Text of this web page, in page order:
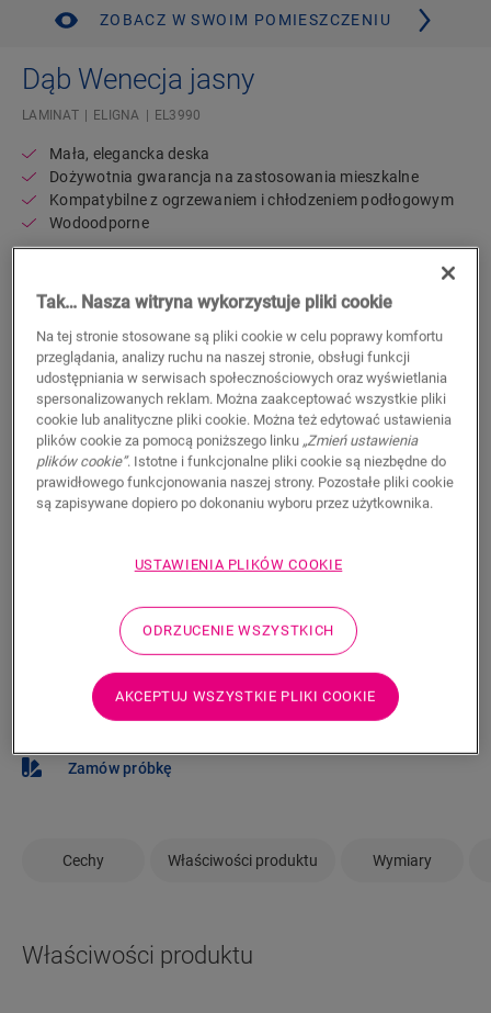
ZOBACZ W SWOIM POMIESZCZENIU
Dąb Wenecja jasny
LAMINAT ELIGNA EL3990
Mała, elegancka deska
Dożywotnia gwarancja na zastosowania mieszkalne
Kompatybilne z ogrzewaniem i chłodzeniem podłogowym
Wodoodporne
Sugerowana cena brutto
Znajdź dealera w swoim regionie
Chcesz zobaczyć tę podłogę na żywo? Nadal nurtują
Cię jakieś pytania? Nie ma problemu! Zawsze możesz
znaleźć dealera w swoim pobliżu.
WYSZUKAJ
Nie masz pewności, czy ta podłoga pasuje
do Twojego stylu i potrzeb?
Zamów próbkę
Cechy Właściwości produktu Wymiary
Właściwości produktu
Tak… Nasza witryna wykorzystuje pliki cookie
Na tej stronie stosowane są pliki cookie w celu poprawy komfortu
przeglądania, analizy ruchu na naszej stronie, obsługi funkcji
udostępniania w serwisach społecznościowych oraz wyświetlania
spersonalizowanych reklam. Można zaakceptować wszystkie pliki
cookie lub analityczne pliki cookie. Można też edytować ustawienia
plików cookie za pomocą poniższego linku „Zmień ustawienia
plików cookie”. Istotne i funkcjonalne pliki cookie są niezbędne do
prawidłowego funkcjonowania naszej strony. Pozostałe pliki cookie
są zapisywane dopiero po dokonaniu wyboru przez użytkownika.
USTAWIENIA PLIKÓW COOKIE
ODRZUCENIE WSZYSTKICH
AKCEPTUJ WSZYSTKIE PLIKI COOKIE